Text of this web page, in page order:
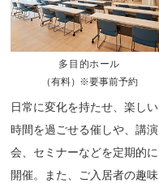
多目的ホール
（有料）※要事前予約
日常に変化を持たせ、楽しい
時間を過ごせる催しや、講演
会、セミナーなどを定期的に
開催。また、ご入居者の趣味